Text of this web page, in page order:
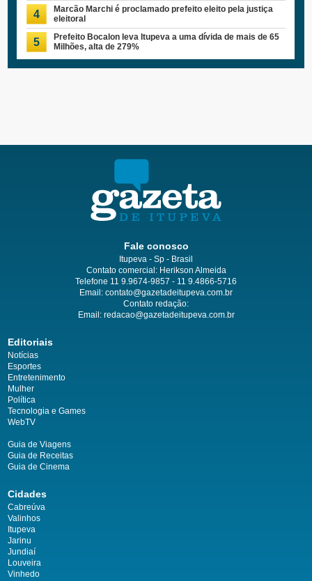
4
Marcão Marchi é proclamado prefeito eleito pela justiça
eleitoral
5
Prefeito Bocalon leva Itupeva a uma dívida de mais de 65
Milhões, alta de 279%
Fale conosco
Itupeva - Sp - Brasil
Contato comercial: Herikson Almeida
Telefone 11 9.9674-9857 - 11 9.4866-5716
Email: contato@gazetadeitupeva.com.br
Contato redação:
Email: redacao@gazetadeitupeva.com.br
Editoriais
Notícias
Esportes
Entretenimento
Mulher
Política
Tecnologia e Games
WebTV
Guia de Viagens
Guia de Receitas
Guia de Cinema
Cidades
Cabreúva
Valinhos
Itupeva
Jarinu
Jundiaí
Louveira
Vinhedo